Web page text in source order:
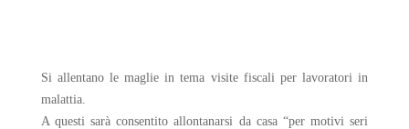
Si allentano le maglie in tema visite fiscali per lavoratori in
malattia.
A questi sarà consentito allontanarsi da casa “per motivi seri